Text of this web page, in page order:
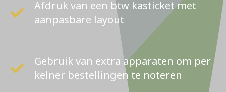
Afdruk van een btw kasticket met
aanpasbare layout
Gebruik van extra apparaten om per
kelner bestellingen te noteren